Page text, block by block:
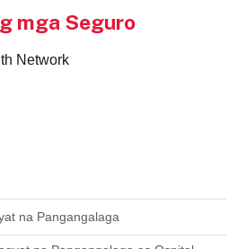
na Pangangalaga
mga Seguro
Network